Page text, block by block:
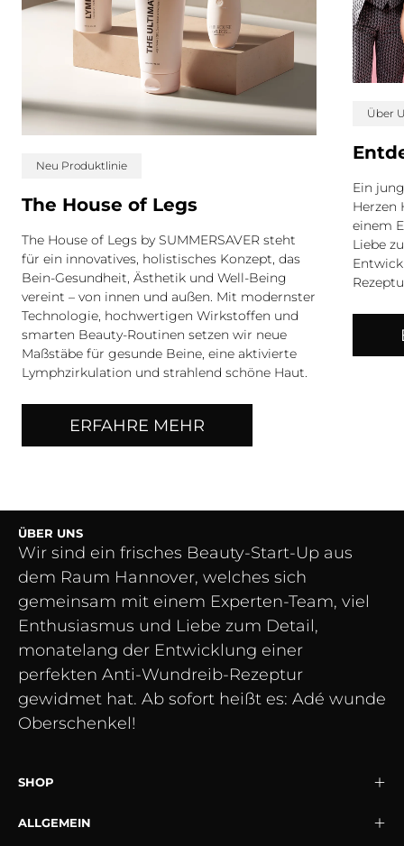
Neu Produktlinie
The House of Legs
The House of Legs by SUMMERSAVER steht
für ein innovatives, holistisches Konzept, das
Bein-Gesundheit, Ästhetik und Well-Being
vereint – von innen und außen. Mit modernster
Technologie, hochwertigen Wirkstoffen und
smarten Beauty-Routinen setzen wir neue
Maßstäbe für gesunde Beine, eine aktivierte
Lymphzirkulation und strahlend schöne Haut.
ERFAHRE MEHR
Über
Ein
Herzen
einem
Liebe
ÜBER UNS
Wir sind ein frisches Beauty-Start-Up aus
dem Raum Hannover, welches sich
gemeinsam mit einem Experten-Team, viel
Enthusiasmus und Liebe zum Detail,
monatelang der Entwicklung einer
perfekten Anti-Wundreib-Rezeptur
gewidmet hat. Ab sofort heißt es: Adé wunde
Oberschenkel!
SHOP
ALLGEMEIN